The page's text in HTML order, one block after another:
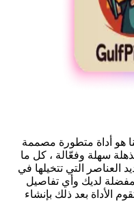
هو أداة متطورة مصممة
سهلة وفعّالة ، كل ما
التي تتخيلها في
لديك وأي تفاصيل
الأداة بعد ذلك بإنشاء